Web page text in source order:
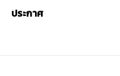
ประกาศ